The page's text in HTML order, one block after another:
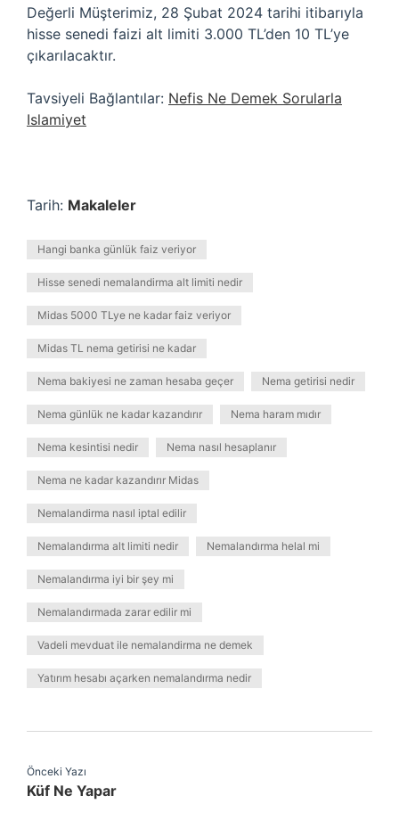
Değerli Müşterimiz, 28 Şubat 2024 tarihi itibarıyla
hisse senedi faizi alt limiti 3.000 TL’den 10 TL’ye
çıkarılacaktır.
Tavsiyeli Bağlantılar: Nefis Ne Demek Sorularla
Islamiyet
Tarih: Makaleler
Hangi banka günlük faiz veriyor
Hisse senedi nemalandirma alt limiti nedir
Midas 5000 TLye ne kadar faiz veriyor
Midas TL nema getirisi ne kadar
Nema bakiyesi ne zaman hesaba geçer Nema getirisi nedir
Nema günlük ne kadar kazandırır Nema haram mıdır
Nema kesintisi nedir Nema nasıl hesaplanır
Nema ne kadar kazandırır Midas
Nemalandirma nasıl iptal edilir
Nemalandırma alt limiti nedir Nemalandırma helal mi
Nemalandırma iyi bir şey mi
Nemalandırmada zarar edilir mi
Vadeli mevduat ile nemalandirma ne demek
Yatırım hesabı açarken nemalandırma nedir
Önceki Yazı
Küf Ne Yapar